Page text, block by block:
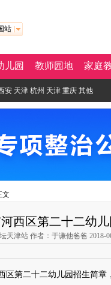
站
儿园 教师园地 家庭
安 天津 杭州 天津 重庆 其他
文
西区第二十二幼
天津站 作者：于谦他爸爸 2018-
第二十二幼儿园招生简章